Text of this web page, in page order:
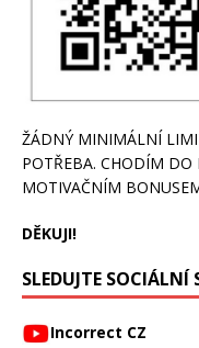
ŽÁDNÝ MINIMÁLNÍ
POTŘEBA. CHODÍM DO
MOTIVAČNÍM
DĚKUJI!
SLEDUJTE SOCIÁLNÍ
Incorrect CZ